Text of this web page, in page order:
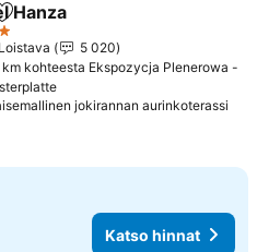
Lisää suosikkeihin
Hanza
Loistava
5 020
km kohteesta Ekspozycja Plenerowa -
jokirannan aurinkoterassi
Katso hinnat